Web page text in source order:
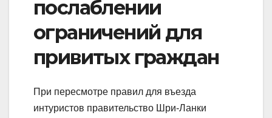
послаблении
ограничений для
привитых граждан
При пересмотре правил для въезда
интуристов правительство Шри-Ланки